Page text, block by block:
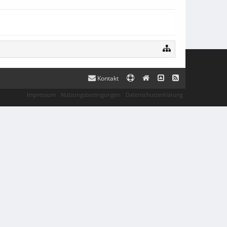
Kontakt
Impressum Nutzungsbedingungen Datenschutzerklärung